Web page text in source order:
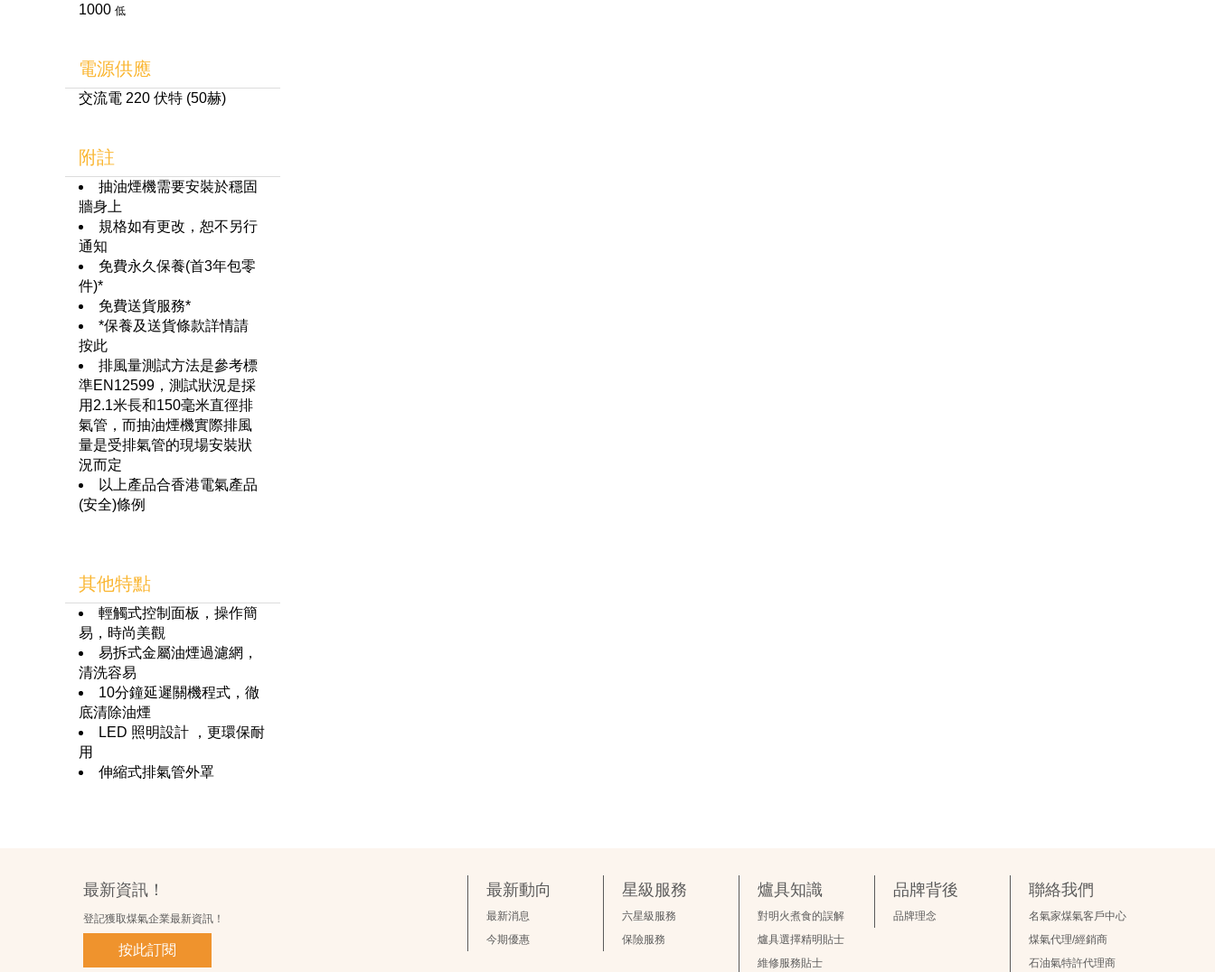
1000 低
電源供應
交流電 220 伏特 (50赫)
附註
抽油煙機需要安裝於穩固
牆身上
規格如有更改，恕不另行
通知
免費永久保養(首3年包零
件)*
免費送貨服務*
*保養及送貨條款詳情請
按此
排風量測試方法是參考標
準EN12599，測試狀況是採
用2.1米長和150毫米直徑排
氣管，而抽油煙機實際排風
量是受排氣管的現場安裝狀
況而定
以上產品合香港電氣產品
(安全)條例
其他特點
輕觸式控制面板，操作簡
易，時尚美觀
易拆式金屬油煙過濾網，
清洗容易
10分鐘延遲關機程式，徹
底清除油煙
LED 照明設計 ，更環保耐
用
伸縮式排氣管外罩
最新資訊！
登記獲取煤氣企業最新資訊！
按此訂閱
最新動向
最新消息
今期優惠
星級服務
六星級服務
保險服務
爐具知識
對明火煮食的誤解
爐具選擇精明貼士
維修服務貼士
品牌背後
品牌理念
聯絡我們
名氣家煤氣客戶中心
煤氣代理/經銷商
石油氣特許代理商